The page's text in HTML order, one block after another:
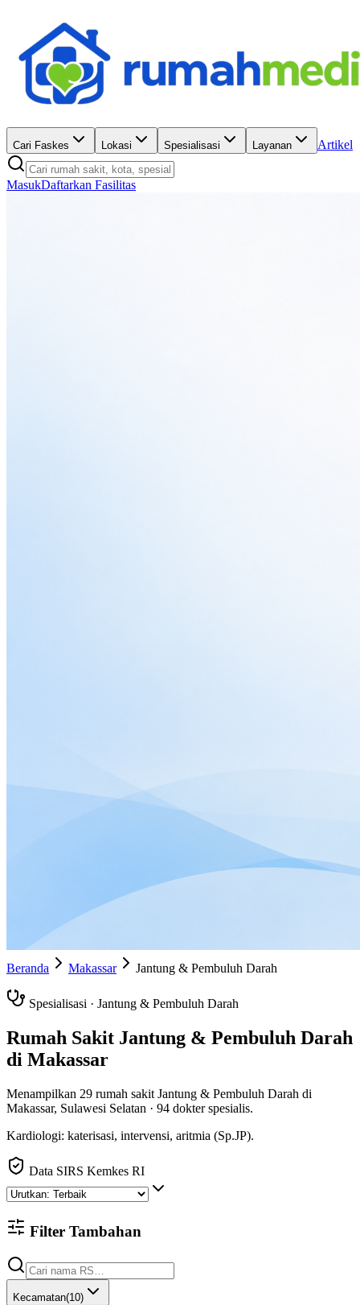
Cari Faskes Lokasi Spesialisasi Layanan Artikel
MasukDaftarkan Fasilitas
Beranda Makassar Jantung & Pembuluh Darah
Spesialisasi · Jantung & Pembuluh Darah
Rumah Sakit Jantung & Pembuluh Darah
di Makassar
Menampilkan 29 rumah sakit Jantung & Pembuluh Darah di
Makassar, Sulawesi Selatan · 94 dokter spesialis.
Kardiologi: katerisasi, intervensi, aritmia (Sp.JP).
Data SIRS Kemkes RI
Filter Tambahan
Kecamatan(10)